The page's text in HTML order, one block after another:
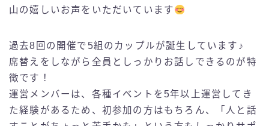
山の嬉しいお声をいただいています
過去8回の開催で5組のカップルが誕生しています♪
席替えをしながら全員としっかりお話しできるのが特
徴です！
運営メンバーは、各種イベントを5年以上運営してき
た経験があるため、初参加の方はもちろん、「人と話